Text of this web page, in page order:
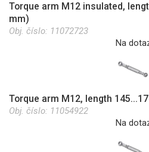
Torque arm M12 insulated,
mm)
Obj. číslo: 11072723
Na
Torque arm M12, length
Obj. číslo: 11054922
Na